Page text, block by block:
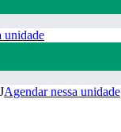
unidade
Agendar nessa unidade